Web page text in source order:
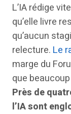
L’IA rédige
qu’elle livre
qu’aucun
relecture. Le
marge du
que
Près de
l’IA sont